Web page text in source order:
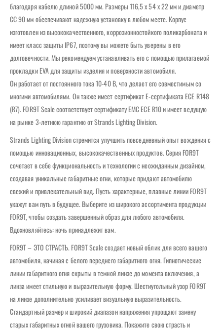
благодаря кабелю длиной 5000 мм. Размеры 116,5 x 54 x 22 мм и диаметр
CC 90 мм обеспечивают надежную установку в любом месте. Корпус
изготовлен из высококачественного, коррозионностойкого поликарбоната и
имеет класс защиты IP67, поэтому вы можете быть уверены в его
долговечности. Мы рекомендуем устанавливать его с помощью прилагаемой
прокладки EVA для защиты изделия и поверхности автомобиля.
Он работает от постоянного тока 10-40 В, что делает его совместимым со
многими автомобилями. Он также имеет сертификат E-сертификата ECE R148
(R7). FOR9T Scale соответствует сертификату EMC ECE R10 и имеет ведущую
на рынке 3-летнюю гарантию от Strands Lighting Division.
Strands Lighting Division стремится улучшить повседневный опыт вождения с
помощью инновационных, высококачественных продуктов. Серия FOR9T
сочетает в себе функциональность и технологии с неожиданным дизайном,
создавая уникальные габаритные огни, которые придают автомобилю
свежий и привлекательный вид. Пусть характерные, плавные линии FOR9T
укажут вам путь в будущее. Выберите из широкого ассортимента продукции
FOR9T, чтобы создать завершенный образ для любого автомобиля.
Вдохновляйтесь: ночь принадлежит вам.
FOR9T – ЭТО СТРАСТЬ. FOR9T Scale создает новый облик для всего вашего
автомобиля, начиная с белого переднего габаритного огня. Гипнотические
линии габаритного огня скрыты в темной линзе до момента включения, а
линза имеет стильную и выразительную форму. Шестиугольный узор FOR9T
на линзе дополнительно усиливает визуальную выразительность.
Стандартный размер и широкий диапазон напряжения упрощают замену
старых габаритных огней вашего грузовика. Покажите свою страсть и